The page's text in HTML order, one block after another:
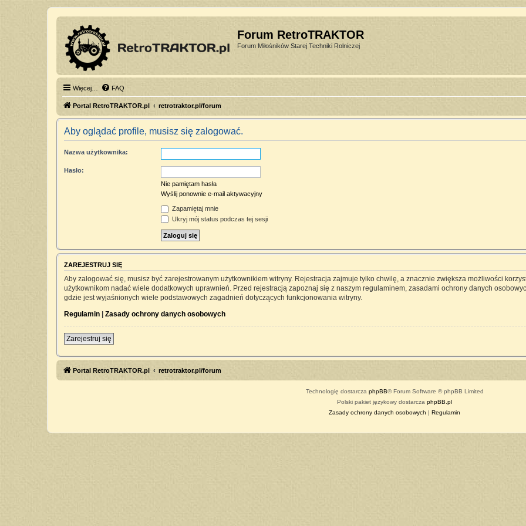
Forum RetroTRAKTOR
Forum Miłośników Starej Techniki Rolniczej
Więcej… FAQ
Portal RetroTRAKTOR.pl retrotraktor.pl/forum
Aby oglądać profile, musisz się zalogować.
Nazwa użytkownika:
Hasło:
Nie pamiętam hasła
Wyślij ponownie e-mail aktywacyjny
Zapamiętaj mnie
Ukryj mój status podczas tej sesji
ZAREJESTRUJ SIĘ
Aby zalogować się, musisz być zarejestrowanym użytkownikiem witryny. Rejestracja zajmuje tylko chwilę, a znacznie zwiększa możliwości
użytkownikom nadać wiele dodatkowych uprawnień. Przed rejestracją zapoznaj się z naszym regulaminem, zasadami ochrony danych
gdzie jest wyjaśnionych wiele podstawowych zagadnień dotyczących funkcjonowania witryny.
Regulamin | Zasady ochrony danych osobowych
Zarejestruj się
Portal RetroTRAKTOR.pl retrotraktor.pl/forum
Technologię dostarcza phpBB® Forum Software © phpBB Limited
Polski pakiet językowy dostarcza phpBB.pl
Zasady ochrony danych osobowych | Regulamin